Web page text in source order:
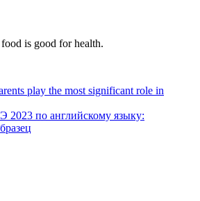
is good for health.
play the most significant role in
2023 по английскому языку: